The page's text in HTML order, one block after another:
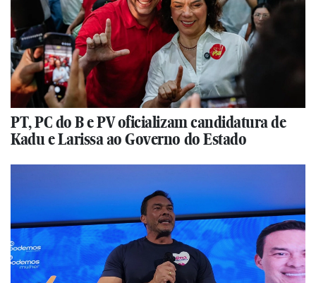
PT, PC do B e PV oficializam candidatura de
Kadu e Larissa ao Governo do Estado